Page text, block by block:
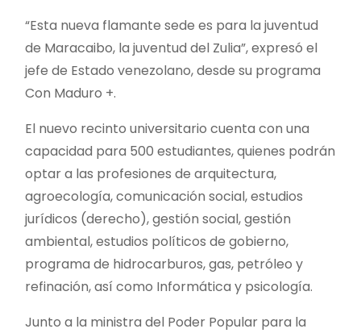
“Esta nueva flamante sede es para la juventud
de Maracaibo, la juventud del Zulia”, expresó el
jefe de Estado venezolano, desde su programa
Con Maduro +.
El nuevo recinto universitario cuenta con una
capacidad para 500 estudiantes, quienes podrán
optar a las profesiones de arquitectura,
agroecología, comunicación social, estudios
jurídicos (derecho), gestión social, gestión
ambiental, estudios políticos de gobierno,
programa de hidrocarburos, gas, petróleo y
refinación, así como Informática y psicología.
Junto a la ministra del Poder Popular para la